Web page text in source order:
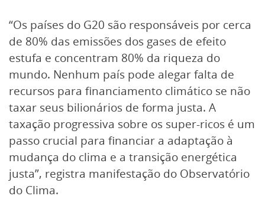
“Os países do G20 são responsáveis por cerca
de 80% das emissões dos gases de efeito
estufa e concentram 80% da riqueza do
mundo. Nenhum país pode alegar falta de
recursos para financiamento climático se não
taxar seus bilionários de forma justa. A
taxação progressiva sobre os super-ricos é um
passo crucial para financiar a adaptação à
mudança do clima e a transição energética
justa”, registra manifestação do Observatório
do Clima.